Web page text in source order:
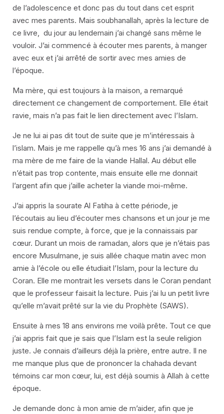
de l’adolescence et donc pas du tout dans cet esprit
avec mes parents. Mais soubhanallah, après la lecture de
ce livre, du jour au lendemain j’ai changé sans même le
vouloir. J’ai commencé à écouter mes parents, à manger
avec eux et j’ai arrêté de sortir avec mes amies de
l’époque.
Ma mère, qui est toujours à la maison, a remarqué
directement ce changement de comportement. Elle était
ravie, mais n’a pas fait le lien directement avec l’Islam.
Je ne lui ai pas dit tout de suite que je m’intéressais à
l’islam. Mais je me rappelle qu’à mes 16 ans j’ai demandé à
ma mère de me faire de la viande Hallal. Au début elle
n’était pas trop contente, mais ensuite elle me donnait
l’argent afin que j’aille acheter la viande moi-même.
J’ai appris la sourate Al Fatiha à cette période, je
l’écoutais au lieu d’écouter mes chansons et un jour je me
suis rendue compte, à force, que je la connaissais par
cœur. Durant un mois de ramadan, alors que je n’étais pas
encore Musulmane, je suis allée chaque matin avec mon
amie à l’école ou elle étudiait l’Islam, pour la lecture du
Coran. Elle me montrait les versets dans le Coran pendant
que le professeur faisait la lecture. Puis j’ai lu un petit livre
qu’elle m’avait prêté sur la vie du Prophète (SAWS).
Ensuite à mes 18 ans environs me voilà prête. Tout ce que
j’ai appris fait que je sais que l’Islam est la seule religion
juste. Je connais d’ailleurs déjà la prière, entre autre. Il ne
me manque plus que de prononcer la chahada devant
témoins car mon cœur, lui, est déjà soumis à Allah à cette
époque.
Je demande donc à mon amie de m’aider, afin que je